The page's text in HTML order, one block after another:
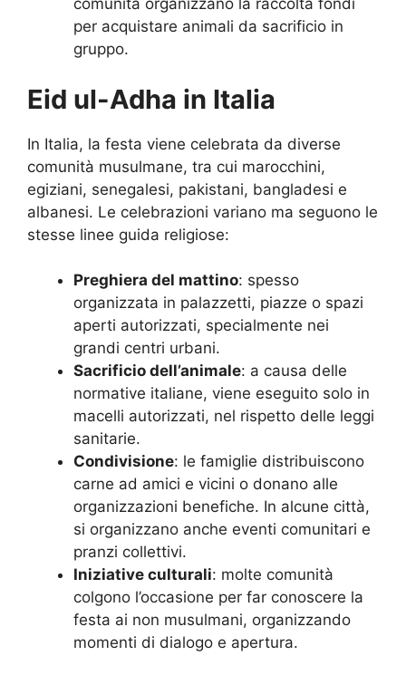
comunità organizzano la raccolta fondi
per acquistare animali da sacrificio in
gruppo.
Eid ul-Adha in Italia
In Italia, la festa viene celebrata da diverse
comunità musulmane, tra cui marocchini,
egiziani, senegalesi, pakistani, bangladesi e
albanesi. Le celebrazioni variano ma seguono le
stesse linee guida religiose:
Preghiera del mattino: spesso
organizzata in palazzetti, piazze o spazi
aperti autorizzati, specialmente nei
grandi centri urbani.
Sacrificio dell’animale: a causa delle
normative italiane, viene eseguito solo in
macelli autorizzati, nel rispetto delle leggi
sanitarie.
Condivisione: le famiglie distribuiscono
carne ad amici e vicini o donano alle
organizzazioni benefiche. In alcune città,
si organizzano anche eventi comunitari e
pranzi collettivi.
Iniziative culturali: molte comunità
colgono l’occasione per far conoscere la
festa ai non musulmani, organizzando
momenti di dialogo e apertura.